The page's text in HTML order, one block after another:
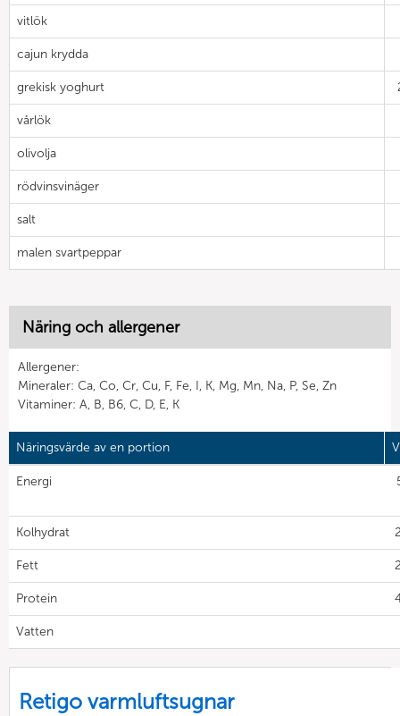
vitlök
cajun krydda
grekisk yoghurt
vårlök
olivolja
rödvinsvinäger
salt
malen svartpeppar
Näring och allergener
Allergener:
Mineraler: Ca, Co, Cr, Cu, F, Fe, I, K, Mg, Mn, Na, P, Se, Zn
Vitaminer: A, B, B6, C, D, E, K
Näringsvärde av en portion
Energi
Kolhydrat
Fett
Protein
Vatten
Retigo varmluftsugnar